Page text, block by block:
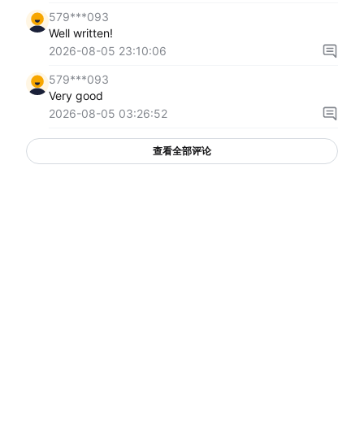
579***093
Well written!
2026-08-05 23:10:06
579***093
Very good
2026-08-05 03:26:52
查看全部评论